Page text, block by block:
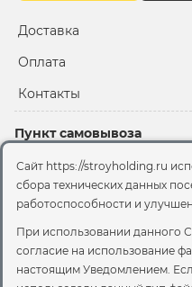
Доставка
Оплата
Контакты
Пункт самовывоза
2-й Иртышский проезд,
территория 2А стр.3
Офис
Москва, ул. Вятская, 49с1
Сайт https://stroyholding.ru
сбора технических данных
работоспособности и
При использовании данного
согласие на использование
настоящим Уведомлением.